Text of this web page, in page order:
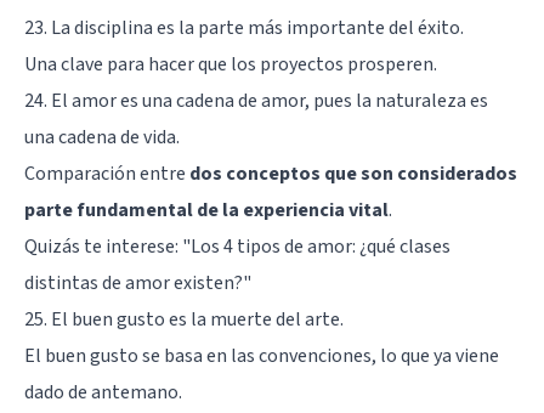
23. La disciplina es la parte más importante del éxito.
Una clave para hacer que los proyectos prosperen.
24. El amor es una cadena de amor, pues la naturaleza es
una cadena de vida.
Comparación entre dos conceptos que son considerados
parte fundamental de la experiencia vital.
Quizás te interese: "Los 4 tipos de amor: ¿qué clases
distintas de amor existen?"
25. El buen gusto es la muerte del arte.
El buen gusto se basa en las convenciones, lo que ya viene
dado de antemano.